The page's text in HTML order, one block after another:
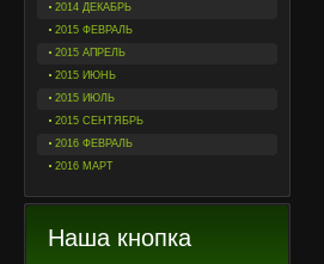
2014 ДЕКАБРЬ
2015 ФЕВРАЛЬ
2015 АПРЕЛЬ
2015 ИЮНЬ
2015 ИЮЛЬ
2015 СЕНТЯБРЬ
2016 ФЕВРАЛЬ
2016 МАРТ
Наша кнопка